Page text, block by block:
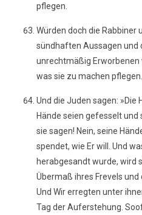
pflegen.
Würden doch die Rabbiner
sündhaften Aussagen und
unrechtmäßig Erworbenen
was sie zu machen pflegen.
Und die Juden sagen: »Die
Hände seien gefesselt
sie sagen! Nein, seine
spendet, wie Er will. Und
herabgesandt wurde, wird
Übermaß ihres Frevels und
Und Wir erregten unter
Tag der Auferstehung.